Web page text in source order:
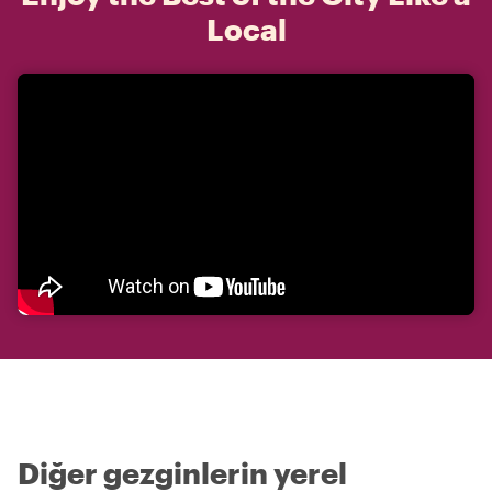
Local
Diğer gezginlerin yerel